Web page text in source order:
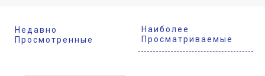
Недавно
Просмотренные
Наиболее
Просматриваемые